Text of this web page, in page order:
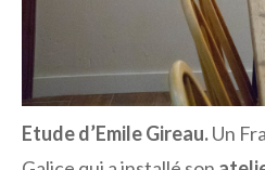
Etude d’Emile Gireau.Un